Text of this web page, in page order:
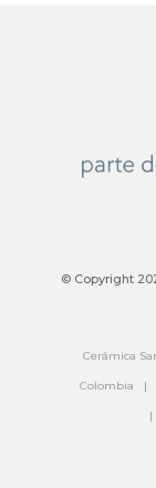
© Copyright
Cerámica
Colombia
|